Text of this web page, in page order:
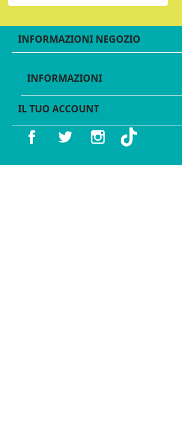
INFORMAZIONI NEGOZIO
INFORMAZIONI
IL TUO ACCOUNT
Facebook Twitter Instagram